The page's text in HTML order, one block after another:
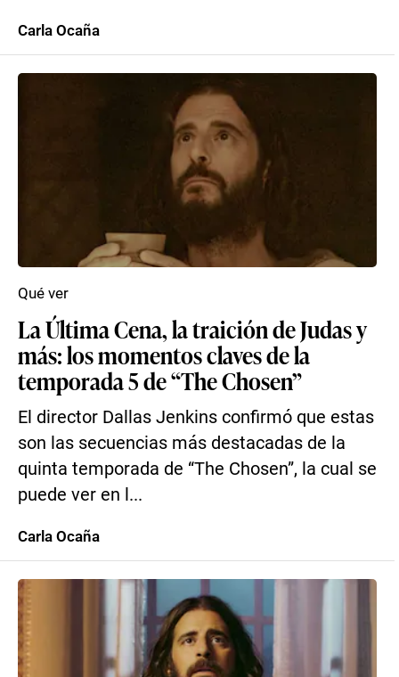
Carla Ocaña
La Última Cena, la traición de Judas y
más: los momentos claves de la
temporada 5 de “The Chosen”
El director Dallas Jenkins confirmó que estas
son las secuencias más destacadas de la
quinta temporada de “The Chosen”, la cual se
puede ver en l...
Qué ver
Carla Ocaña